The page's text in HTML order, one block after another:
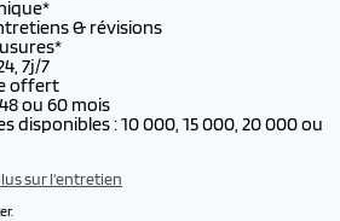
& révisions
7j/7
offert
ou 60 mois
disponibles : 10 000, 15 000, 20 000 ou
sur l'entretien